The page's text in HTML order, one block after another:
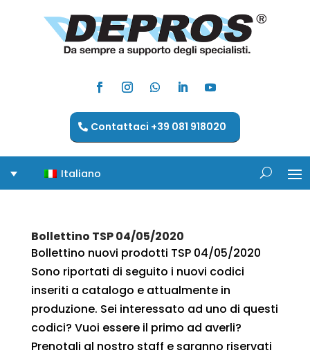
Contattaci +39 081 918020
Italiano
Bollettino TSP 04/05/2020
Bollettino nuovi prodotti TSP 04/05/2020
Sono riportati di seguito i nuovi codici
inseriti a catalogo e attualmente in
produzione. Sei interessato ad uno di questi
codici? Vuoi essere il primo ad averli?
Prenotali al nostro staff e saranno riservati